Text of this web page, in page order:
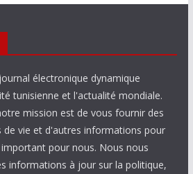
électronique dynamique
tunisienne et l'actualité mondiale.
mission est de vous fournir des
de vie et d'autres informations pour
pour nous. Nous nous
informations à jour sur la politique,